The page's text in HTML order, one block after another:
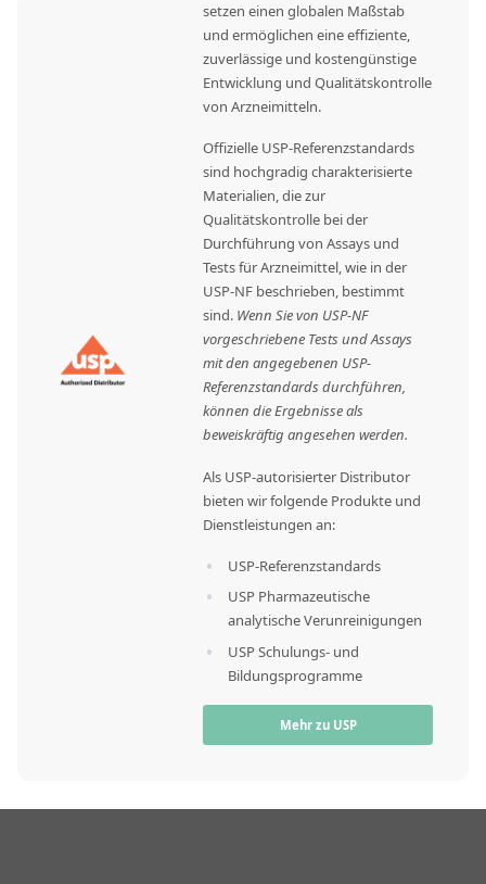
setzen einen globalen Maßstab
und ermöglichen eine effiziente,
zuverlässige und kostengünstige
Entwicklung und Qualitätskontrolle
von Arzneimitteln.
Offizielle USP-Referenzstandards
sind hochgradig charakterisierte
Materialien, die zur
Qualitätskontrolle bei der
Durchführung von Assays und
Tests für Arzneimittel, wie in der
USP-NF beschrieben, bestimmt
sind. Wenn Sie von USP-NF
vorgeschriebene Tests und Assays
mit den angegebenen USP-
Referenzstandards durchführen,
können die Ergebnisse als
beweiskräftig angesehen werden.
Als USP-autorisierter Distributor
bieten wir folgende Produkte und
Dienstleistungen an:
USP-Referenzstandards
USP Pharmazeutische
analytische Verunreinigungen
USP Schulungs- und
Bildungsprogramme
Mehr zu USP